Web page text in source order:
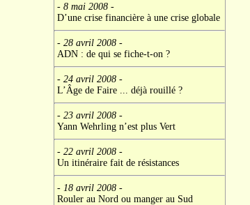
- 8 mai 2008-
D’une crise financière à une crise globale
- 28 avril 2008-
ADN : de qui se fiche-t-on ?
- 24 avril 2008-
L’Âge de Faire ... déjà rouillé ?
- 23 avril 2008-
Yann Wehrling n’est plus Vert
- 22 avril 2008-
Un itinéraire fait de résistances
- 18 avril 2008-
Rouler au Nord ou manger au Sud